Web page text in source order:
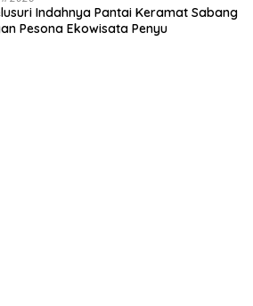
Indahnya Pantai Keramat Sabang
Pesona Ekowisata Penyu